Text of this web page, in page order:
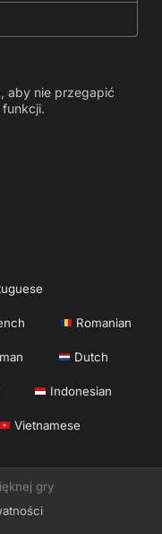
aby nie przegapić
Romanian
Dutch
Indonesian
Vietnamese
gry